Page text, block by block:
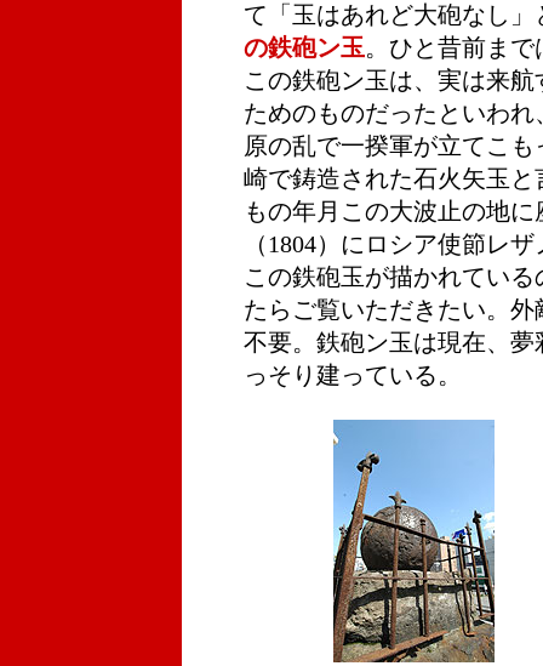
て「玉はあれど大砲なし
の鉄砲ン玉。ひと昔前ま
この鉄砲ン玉は、実は来
ためのものだったといわれ
原の乱で一揆軍が立てこ
崎で鋳造された石火矢玉
もの年月この大波止の地
（1804）にロシア使節レ
この鉄砲玉が描かれてい
たらご覧いただきたい。
不要。鉄砲ン玉は現在、
っそり建っている。